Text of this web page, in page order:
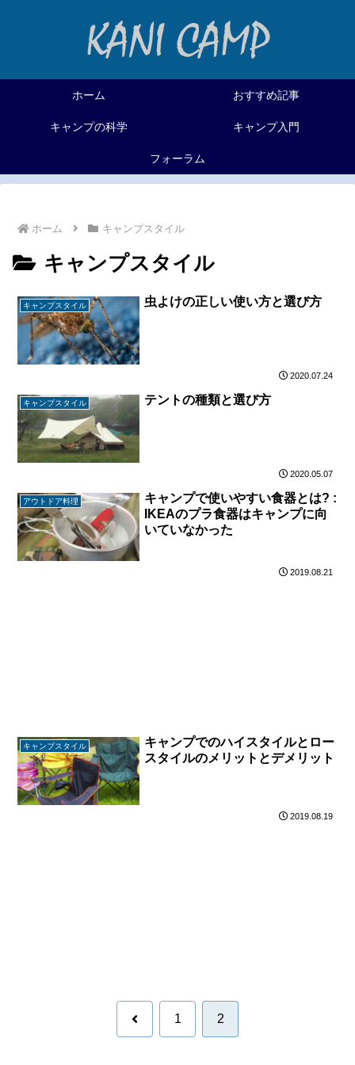
ホーム おすすめ記事
キャンプの科学 キャンプ入門
フォーラム
ホーム キャンプスタイル
キャンプスタイル
キャンプスタイル 虫よけの正しい使い方と選び方
2020.07.24
キャンプスタイル テントの種類と選び方
2020.05.07
アウトドア料理
キャンプで使いやすい食器とは? :
IKEAのプラ食器はキャンプに向
いていなかった
2019.08.21
キャンプスタイル
キャンプでのハイスタイルとロー
スタイルのメリットとデメリット
2019.08.19
前 1 2